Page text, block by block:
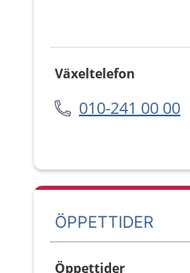
Växeltelefon
010-241 00 00
ÖPPETTIDER
Öppettider